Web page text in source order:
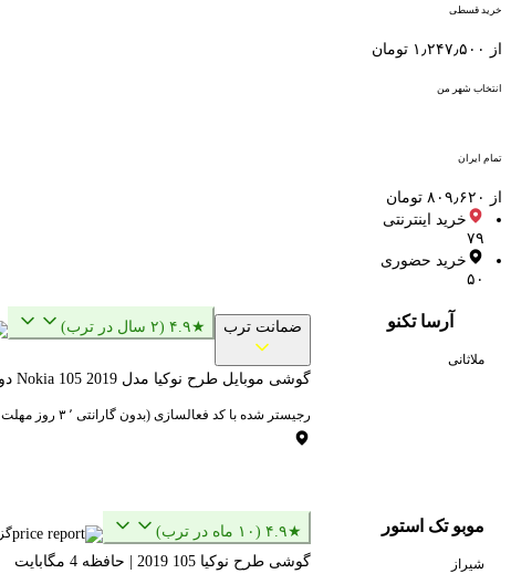
خرید قسطی
از ۱٫۲۴۷٫۵۰۰ تومان
انتخاب شهر من
تمام ایران
از ۸۰۹٫۶۲۰ تومان
خرید اینترنتی
۷۹
خرید حضوری
۵۰
آرسا تکنو
ملاثانی
ضمانت ترب ★۴.۹ (۲ سال در ترب)
گوشی موبایل طرح نوکیا مدل Nokia 105 2019 دو سیم کارت (کد چنج)
رجیستر شده با کد فعالسازی (بدون گارانتی ‌٬ ۳ روز مهلت تست ، کدچنج)
موبو تک استور
شیراز
★۴.۹ (۱۰ ماه در ترب)
گوشی طرح نوکیا 105 2019 | حافظه 4 مگابایت